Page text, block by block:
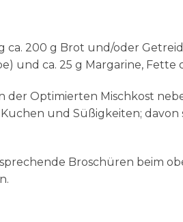
200 g Brot und/oder
und ca. 25 g Margarine, Fette
der Optimierten Mischkost
und Süßigkeiten; davon
Broschüren beim